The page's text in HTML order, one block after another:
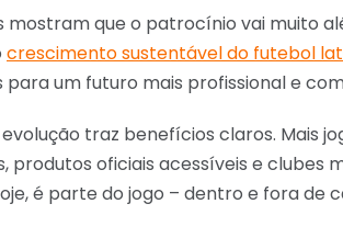
mostram que o patrocínio vai muito
crescimento sustentável do futebol
um futuro mais profissional e
traz benefícios claros. Mais
produtos oficiais acessíveis e clubes
é parte do jogo – dentro e fora de